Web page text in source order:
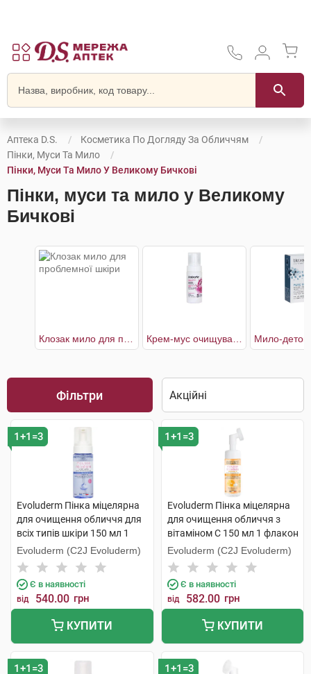
Аптека D.S.
Косметика По Догляду За Обличчям
Пінки, Муси Та Мило
Пінки, Муси Та Мило У Великому Бичкові
Пінки, муси та мило у Великому
Бичкові
Фільтри
1+1=3
Evoluderm Пінка міцелярна
для очищення обличчя для
всіх типів шкіри 150 мл 1
флакон
Evoluderm (C2J Evoluderm)
Є в наявності
від 540.00 грн
КУПИТИ
1+1=3
Evoluderm Пінка міцелярна
для очищення обличчя з
вітаміном C 150 мл 1 флакон
Evoluderm (C2J Evoluderm)
Є в наявності
від 582.00 грн
КУПИТИ
1+1=3 1+1=3